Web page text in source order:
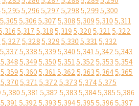
5,2955,2965,2975,2985,2995,300
5,3055,3065,3075,3085,3095,3105,311
5,3175,3185,3195,3205,3215,322
5,3275,3285,3295,3305,3315,332
5,3375,3385,3395,3405,3415,3425,343
5,3485,3495,3505,3515,3525,3535,354
5,3595,3605,3615,3625,3635,3645,365
5,3705,3715,3725,3735,3745,375
5,3805,3815,3825,3835,3845,3855,386
5,3915,3925,3935,3945,3955,3965,397